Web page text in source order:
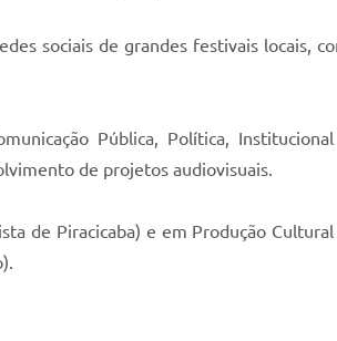
sociais de grandes festivais locais,
Pública, Política,
de projetos audiovisuais.
de Piracicaba) e em Produção